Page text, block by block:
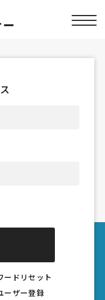
ードリセット
ーザー登録